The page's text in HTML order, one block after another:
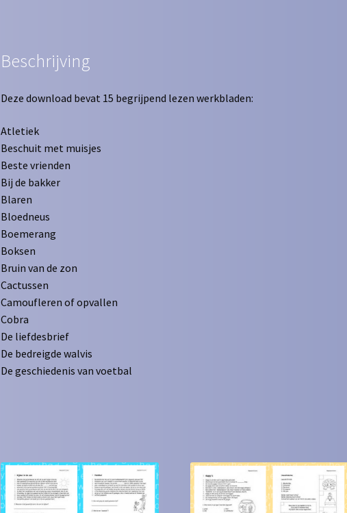
Beschrijving
Deze download bevat 15 begrijpend lezen werkbladen:
Atletiek
Beschuit met muisjes
Beste vrienden
Bij de bakker
Blaren
Bloedneus
Boemerang
Boksen
Bruin van de zon
Cactussen
Camoufleren of opvallen
Cobra
De liefdesbrief
De bedreigde walvis
De geschiedenis van voetbal